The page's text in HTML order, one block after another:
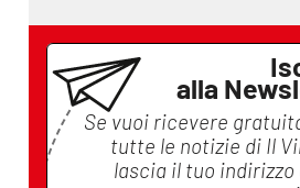
alla
Se vuoi ricevere
tutte le notizie di Il
lascia il tuo indirizzo